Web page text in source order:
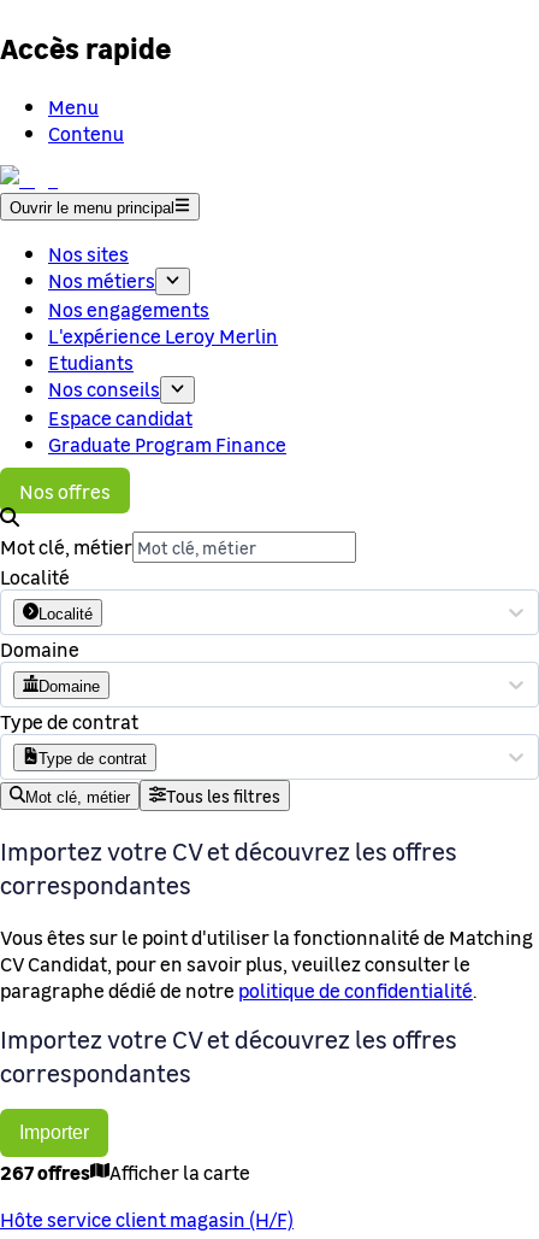
Accès rapide
Menu
Contenu
Ouvrir le menu principal
Nos sites
Nos métiers
Nos engagements
L'expérience Leroy Merlin
Etudiants
Nos conseils
Espace candidat
Graduate Program Finance
Nos offres
Mot clé, métier
Localité
Localité
Domaine
Domaine
Type de contrat
Type de contrat
Mot clé, métier Tous les filtres
Importez votre CV et découvrez les offres
correspondantes
Vous êtes sur le point d'utiliser la fonctionnalité de Matching
CV Candidat, pour en savoir plus, veuillez consulter le
paragraphe dédié de notre politique de confidentialité.
Importez votre CV et découvrez les offres
correspondantes
Importer
267 offres
Afficher la carte
Hôte service client magasin (H/F)